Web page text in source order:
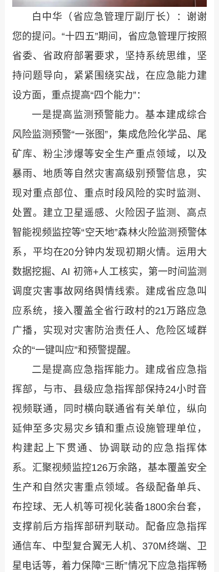
白中华（省应急管理厅副厅长）：谢谢
您的提问。“十四五”期间，省应急管理厅按照
省委、省政府部署要求，坚持系统思维，坚
持问题导向，紧紧围绕实战，在应急能力建
设方面，重点提高“四个能力”：
一是提高监测预警能力。基本建成综合
风险监测预警“一张图”，集成危险化学品、尾
矿库、粉尘涉爆等安全生产重点领域，以及
暴雨、地质等自然灾害高级别预警信息，实
现对重点部位、重点时段风险的实时监测、
处置。建立卫星遥感、火险因子监测、高点
智能视频监控等“空天地”森林火险监测预警体
系，平均在20分钟内发现初期火情。运用大
数据挖掘、AI 初筛+人工核实，第一时间监测
调度灾害事故网络舆情线索。建成省应急叫
应系统，接入覆盖全省行政村的21万路应急
广播，实现对灾害防治责任人、危险区域群
众的“一键叫应”和预警提醒。
二是提高应急指挥能力。建成省应急指
挥部，与市、县级应急指挥部保持24小时音
视频联通，同时横向联通省有关单位，纵向
延伸至多灾易灾乡镇和重点设施管理单位，
构建起上下贯通、协调联动的应急指挥体
系。汇聚视频监控126万余路，基本覆盖安全
生产和自然灾害重点领域。各级配备单兵、
布控球、无人机等可视化装备1800余台套，
支撑前后方指挥部研判联动。配备应急指挥
通信车、中型复合翼无人机、370M终端、卫
星电话等，着力保障“三断”情况下应急指挥畅